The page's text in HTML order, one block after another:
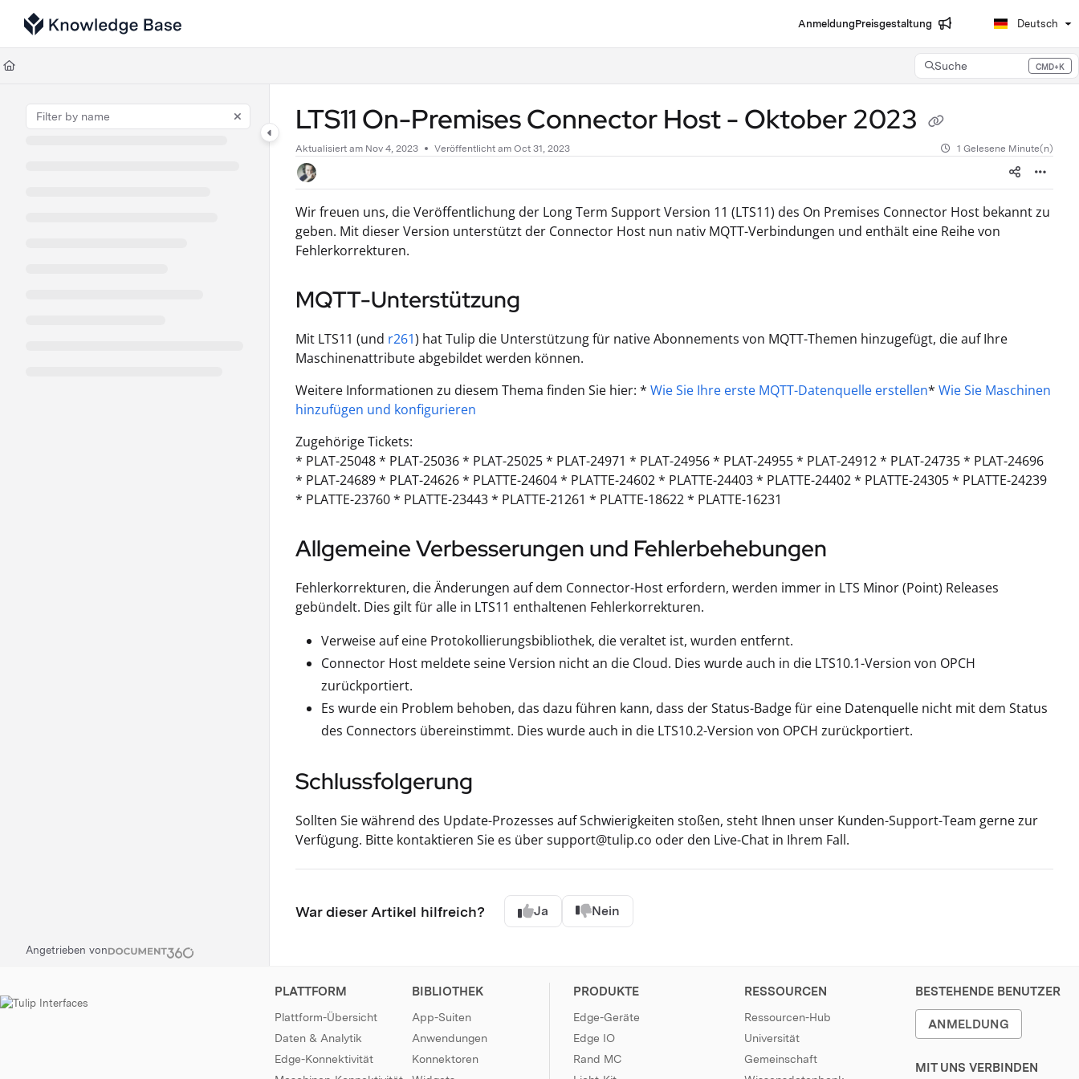
Documentation Index
Fetch the complete documentation index at:
Use this file to discover all available pages before exploring further.
AnmeldungPreisgestaltung Deutsch
Suche CMD+K
Press CMD+K to open search
Angetrieben von
LTS11 On-Premises Connector Host - Oktober 2023
Aktualisiert am Nov 4, 2023 Veröffentlicht am Oct 31, 2023 1 Gelesene Minute(n)
Wir freuen uns, die Veröffentlichung der Long Term Support Version 11 (LTS11) des On Premises Connector Host bekannt zu
geben. Mit dieser Version unterstützt der Connector Host nun nativ MQTT-Verbindungen und enthält eine Reihe von
Fehlerkorrekturen.
MQTT-Unterstützung
Mit LTS11 (und r261) hat Tulip die Unterstützung für native Abonnements von MQTT-Themen hinzugefügt, die auf Ihre
Maschinenattribute abgebildet werden können.
Weitere Informationen zu diesem Thema finden Sie hier: * Wie Sie Ihre erste MQTT-Datenquelle erstellen* Wie Sie Maschinen
hinzufügen und konfigurieren
Zugehörige Tickets:
* PLAT-25048 * PLAT-25036 * PLAT-25025 * PLAT-24971 * PLAT-24956 * PLAT-24955 * PLAT-24912 * PLAT-24735 * PLAT-24696
* PLAT-24689 * PLAT-24626 * PLATTE-24604 * PLATTE-24602 * PLATTE-24403 * PLATTE-24402 * PLATTE-24305 * PLATTE-24239
* PLATTE-23760 * PLATTE-23443 * PLATTE-21261 * PLATTE-18622 * PLATTE-16231
Allgemeine Verbesserungen und Fehlerbehebungen
Fehlerkorrekturen, die Änderungen auf dem Connector-Host erfordern, werden immer in LTS Minor (Point) Releases
gebündelt. Dies gilt für alle in LTS11 enthaltenen Fehlerkorrekturen.
Verweise auf eine Protokollierungsbibliothek, die veraltet ist, wurden entfernt.
Connector Host meldete seine Version nicht an die Cloud. Dies wurde auch in die LTS10.1-Version von OPCH
zurückportiert.
Es wurde ein Problem behoben, das dazu führen kann, dass der Status-Badge für eine Datenquelle nicht mit dem Status
des Connectors übereinstimmt. Dies wurde auch in die LTS10.2-Version von OPCH zurückportiert.
Schlussfolgerung
Sollten Sie während des Update-Prozesses auf Schwierigkeiten stoßen, steht Ihnen unser Kunden-Support-Team gerne zur
Verfügung. Bitte kontaktieren Sie es über support@tulip.co oder den Live-Chat in Ihrem Fall.
War dieser Artikel hilfreich? Ja Nein
PLATTFORM
Plattform-Übersicht
Daten & Analytik
Edge-Konnektivität
BIBLIOTHEK
App-Suiten
Anwendungen
Konnektoren
PRODUKTE
Edge-Geräte
Edge IO
Rand MC
RESSOURCEN
Ressourcen-Hub
Universität
Gemeinschaft
BESTEHENDE BENUTZER
ANMELDUNG
MIT UNS VERBINDEN